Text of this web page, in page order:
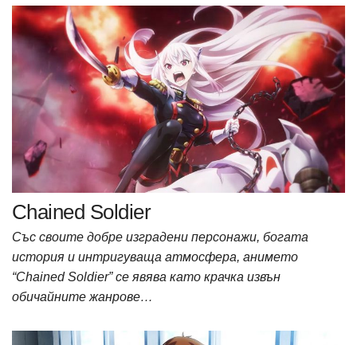
Chained Soldier
Със своите добре изградени персонажи, богата
история и интригуваща атмосфера, анимето
“Chained Soldier” се явява като крачка извън
обичайните жанрове…